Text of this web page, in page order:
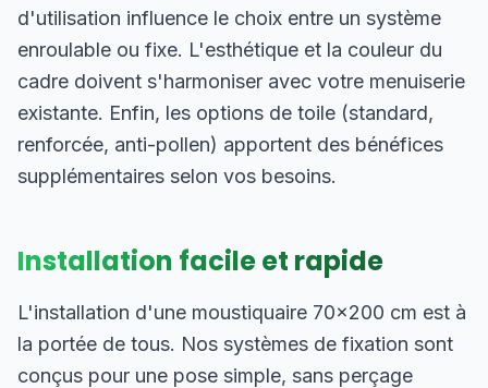
d'utilisation influence le choix entre un système
enroulable ou fixe. L'esthétique et la couleur du
cadre doivent s'harmoniser avec votre menuiserie
existante. Enfin, les options de toile (standard,
renforcée, anti-pollen) apportent des bénéfices
supplémentaires selon vos besoins.
Installation facile et rapide
L'installation d'une moustiquaire 70×200 cm est à
la portée de tous. Nos systèmes de fixation sont
conçus pour une pose simple, sans perçage